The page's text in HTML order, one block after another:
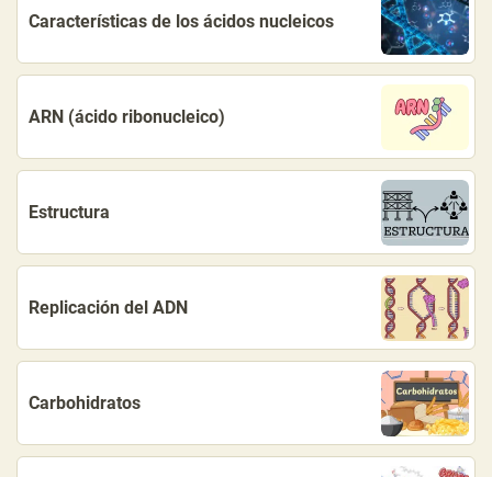
Características de los ácidos nucleicos
ARN (ácido ribonucleico)
Estructura
Replicación del ADN
Carbohidratos